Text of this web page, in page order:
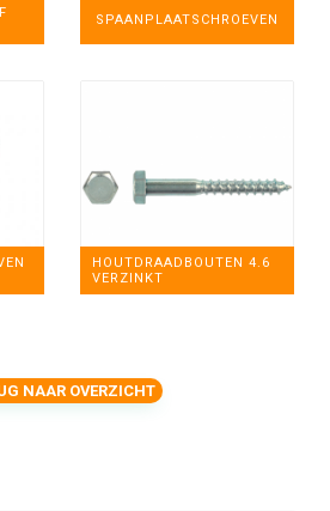
SPAANPLAATSCHROEVEN
HOUTDRAADBOUTEN 4.6
VERZINKT
NAAR OVERZICHT